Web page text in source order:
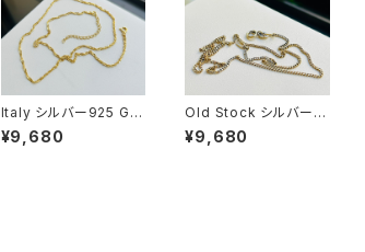
Italy シルバー925 GP
ツイストチェーン（45.5
cm）
¥9,680
Old Stock シルバー9
25 GP ショートチェー
ン
¥9,680